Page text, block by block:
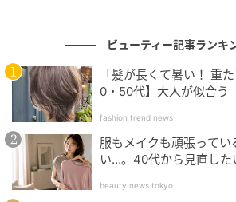
さらりとしたテクスチャーとシトラ
のスキンケアアイテムのセット。ス
たことがないお父さんにもおすすめ
フェイスケアキット ジェントルマン
ン）
※2026年5月28日（木）数量限定発売
ビューティー記事ランキ
「髪が長くて暑い！ 重
0・50代】大人が似合う
fashion trend news
服もメイクも頑張ってい
い…。40代から見直した
beauty news tokyo